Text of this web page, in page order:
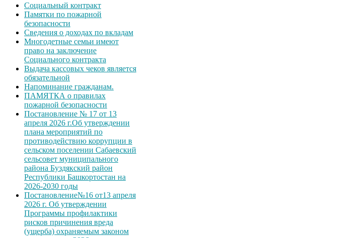
Социальный контракт
Памятки по пожарной
безопасности
Сведения о доходах по вкладам
Многодетные семьи имеют
право на заключение
Социального контракта
Выдача кассовых чеков является
обязательной
Напоминание гражданам.
ПАМЯТКА о правилах
пожарной безопасности
Постановление № 17 от 13
апреля 2026 г.Об утверждении
плана мероприятий по
противодействию коррупции в
сельском поселении Сабаевский
сельсовет муниципального
района Буздякский район
Республики Башкортостан на
2026-2030 годы
Постановление№16 от13 апреля
2026 г. Об утверждении
Программы профилактики
рисков причинения вреда
(ущерба) охраняемым законом